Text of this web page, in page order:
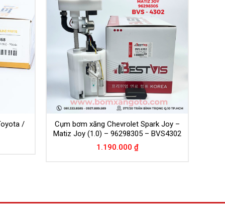
/
Cụm bơm xăng Chevrolet Spark Joy –
Matiz Joy (1.0) – 96298305 – BVS4302
1.190.000 ₫